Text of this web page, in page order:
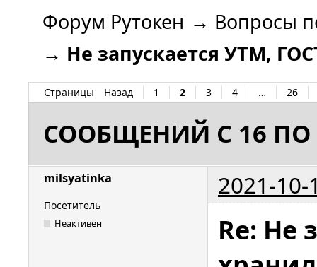
Форум Рутокен → Вопросы
→ Не запускается УТМ,
Страницы Назад 1 2 3 4 … 26
СООБЩЕНИЙ С 16 ПО
milsyatinka 2021-10-
Посетитель
Неактивен
Re: Не